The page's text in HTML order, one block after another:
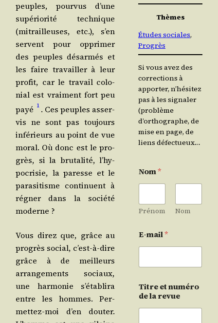
peuples, pour­vus d’une
supé­rio­ri­té tech­nique
(mitrailleuses, etc.), s’en
servent pour oppri­mer
des peuples désar­més et
les faire tra­vailler à leur
pro­fit, car le tra­vail colo­
nial est vrai­ment fort peu
payé 1 . Ces peuples asser­
vis ne sont pas tou­jours
infé­rieurs au point de vue
moral. Où donc est le pro­
grès, si la bru­ta­li­té, l’hy­
po­cri­sie, la paresse et le
para­si­tisme conti­nuent à
régner dans la socié­té
moderne ?
Vous direz que, grâce au
pro­grès social, c’est-à-dire
grâce à de meilleurs
arran­ge­ments sociaux,
une har­mo­nie s’é­ta­bli­ra
entre les hommes. Per­
met­tez-moi d’en dou­ter.
Thèmes
Études sociales
Progrès
Si vous avez des
corrections à
apporter, n’hésitez
pas à les signaler
(problème
d’orthographe, de
mise en page, de
liens défectueux…
Nom*
Prénom Nom
E-mail*
Titre et numéro
de la revue